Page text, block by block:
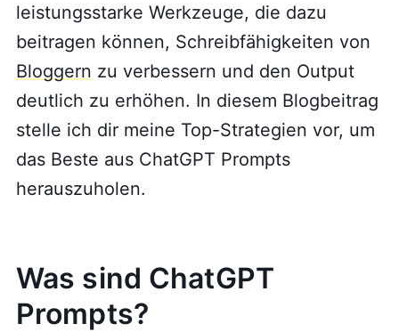
leistungsstarke Werkzeuge, die dazu
beitragen können, Schreibfähigkeiten von
Bloggern zu verbessern und den Output
deutlich zu erhöhen. In diesem Blogbeitrag
stelle ich dir meine Top-Strategien vor, um
das Beste aus ChatGPT Prompts
herauszuholen.
Was sind ChatGPT
Prompts?